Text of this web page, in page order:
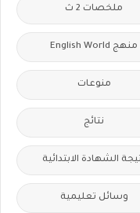
ملخصات 2 ث
منهج English World
منوعات
نتائج
الشهادة الابتدائية
وسائل تعليمية